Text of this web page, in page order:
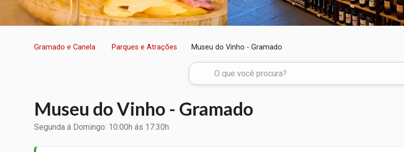
Gramado e Canela Parques e Atrações Museu do Vinho - Gramado
Museu do Vinho - Gramado
Segunda á Domingo: 10:00h ás 17:30h